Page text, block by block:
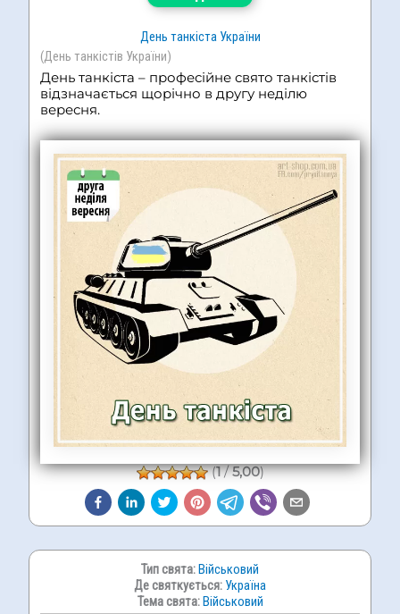
День танкіста України
(День танкістів України)
День танкіста – професійне свято танкістів
відзначається щорічно в другу неділю
вересня.
(1/5,00)
Тип свята:Військовий
Де святкується: Україна
Тема свята:Військовий